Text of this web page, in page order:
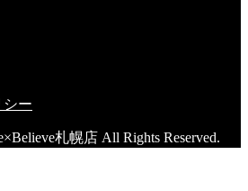
シー
札幌店 All Rights Reserved.